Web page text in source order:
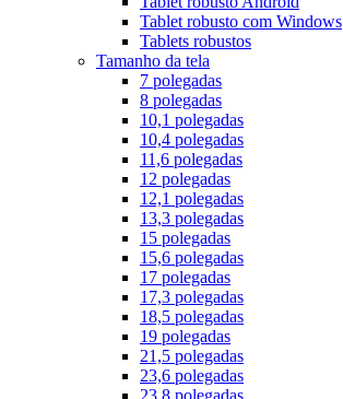
Tablet robusto com Windows
Tablets robustos
Tamanho da tela
7 polegadas
8 polegadas
10,1 polegadas
10,4 polegadas
11,6 polegadas
12 polegadas
12,1 polegadas
13,3 polegadas
15 polegadas
15,6 polegadas
17 polegadas
17,3 polegadas
18,5 polegadas
19 polegadas
21,5 polegadas
23,6 polegadas
23,8 polegadas